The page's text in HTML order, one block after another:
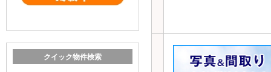
クイック物件検索